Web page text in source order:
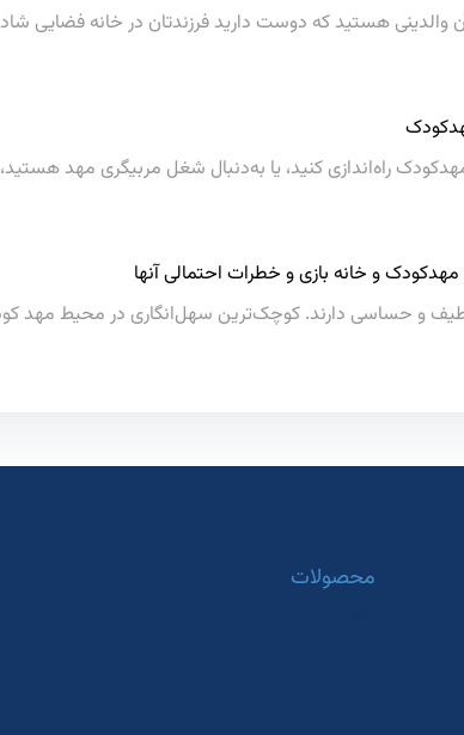
والدینی هستید که دوست دارید فرزندتان در خانه فضایی
راه‌اندازی کنید، یا به‌دنبال شغل مربیگری مهد
و خانه بازی و خطرات احتمالی آنها
و حساسی دارند. کوچک‌ترین سهل‌انگاری در محیط مهد
محصولات